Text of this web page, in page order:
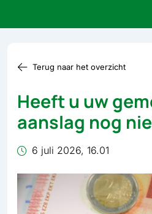
Terug naar het overzicht
Heeft u uw
aanslag nog
6 juli 2026, 16.01